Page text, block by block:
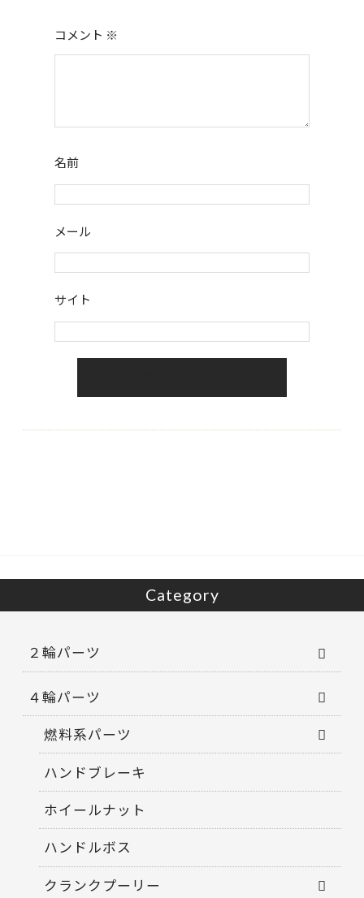
コメント ※
名前
メール
サイト
Category
２輪パーツ
４輪パーツ
燃料系パーツ
ハンドブレーキ
ホイールナット
ハンドルボス
クランクプーリー